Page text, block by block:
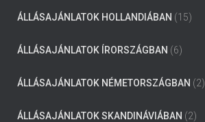
ÁLLÁSAJÁNLATOK HOLLANDIÁBAN (15)
ÁLLÁSAJÁNLATOK ÍRORSZÁGBAN (6)
ÁLLÁSAJÁNLATOK NÉMETORSZÁGBAN (2)
ÁLLÁSAJÁNLATOK SKANDINÁVIÁBAN (2)